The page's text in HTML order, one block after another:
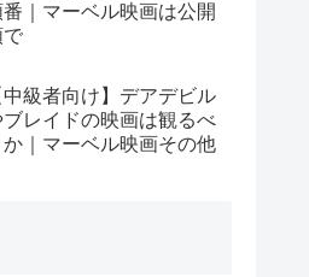
番｜マーベル映画は公開
で
中級者向け】デアデビル
ブレイドの映画は観るべ
か｜マーベル映画その他